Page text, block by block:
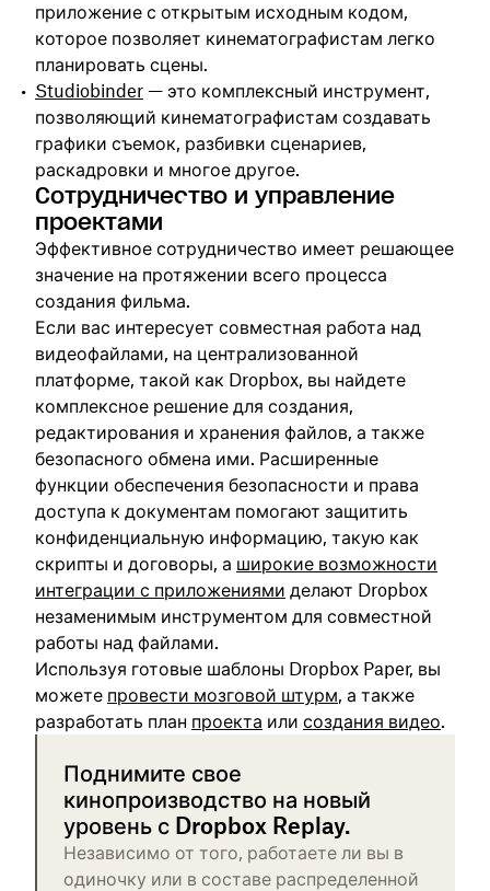
приложение с открытым исходным кодом,
которое позволяет кинематографистам легко
планировать сцены.
Studiobinder — это комплексный инструмент,
позволяющий кинематографистам создавать
графики съемок, разбивки сценариев,
раскадровки и многое другое.
Сотрудничество и управление
проектами
Эффективное сотрудничество имеет решающее
значение на протяжении всего процесса
создания фильма.
Если вас интересует совместная работа над
видеофайлами, на централизованной
платформе, такой как Dropbox, вы найдете
комплексное решение для создания,
редактирования и хранения файлов, а также
безопасного обмена ими. Расширенные
функции обеспечения безопасности и права
доступа к документам помогают защитить
конфиденциальную информацию, такую как
скрипты и договоры, а широкие возможности
интеграции с приложениями делают Dropbox
незаменимым инструментом для совместной
работы над файлами.
Используя готовые шаблоны Dropbox Paper, вы
можете провести мозговой штурм, а также
разработать план проекта или создания видео.
Поднимите свое
кинопроизводство на новый
уровень с Dropbox Replay.
Независимо от того, работаете ли вы в
одиночку или в составе распределенной